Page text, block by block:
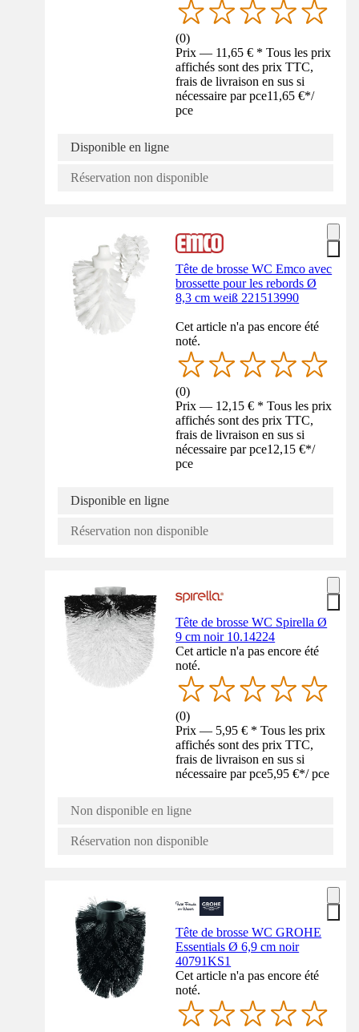
(0)
Prix — 11,65 € * Tous les prix
affichés sont des prix TTC,
frais de livraison en sus si
nécessaire par pce11,65 €*/
pce
Disponible en ligne
Réservation non disponible
Tête de brosse WC Emco avec
brossette pour les rebords Ø
8,3 cm weiß 221513990
Cet article n'a pas encore été
noté.
(0)
Prix — 12,15 € * Tous les prix
affichés sont des prix TTC,
frais de livraison en sus si
nécessaire par pce12,15 €*/
pce
Disponible en ligne
Réservation non disponible
Tête de brosse WC Spirella Ø
9 cm noir 10.14224
Cet article n'a pas encore été
noté.
(0)
Prix — 5,95 € * Tous les prix
affichés sont des prix TTC,
frais de livraison en sus si
nécessaire par pce5,95 €*/ pce
Non disponible en ligne
Réservation non disponible
Tête de brosse WC GROHE
Essentials Ø 6,9 cm noir
40791KS1
Cet article n'a pas encore été
noté.